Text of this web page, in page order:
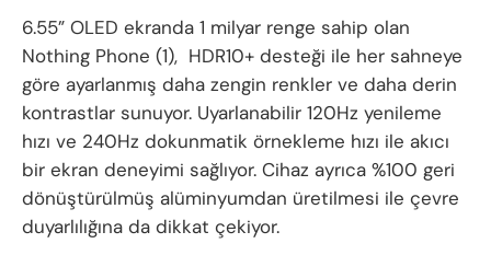
6.55” OLED ekranda 1 milyar renge sahip olan
Nothing Phone (1), HDR10+ desteği ile her sahneye
göre ayarlanmış daha zengin renkler ve daha derin
kontrastlar sunuyor. Uyarlanabilir 120Hz yenileme
hızı ve 240Hz dokunmatik örnekleme hızı ile akıcı
bir ekran deneyimi sağlıyor. Cihaz ayrıca %100 geri
dönüştürülmüş alüminyumdan üretilmesi ile çevre
duyarlılığına da dikkat çekiyor.